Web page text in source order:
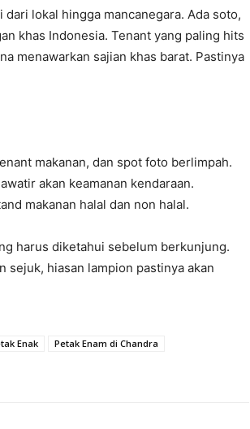
lokal hingga mancanegara. Ada soto,
khas Indonesia. Tenant yang paling hits
menawarkan sajian khas barat. Pastinya
makanan, dan spot foto berlimpah.
akan keamanan kendaraan.
makanan halal dan non halal.
harus diketahui sebelum berkunjung.
sejuk, hiasan lampion pastinya akan
Enak
Petak Enam di Chandra